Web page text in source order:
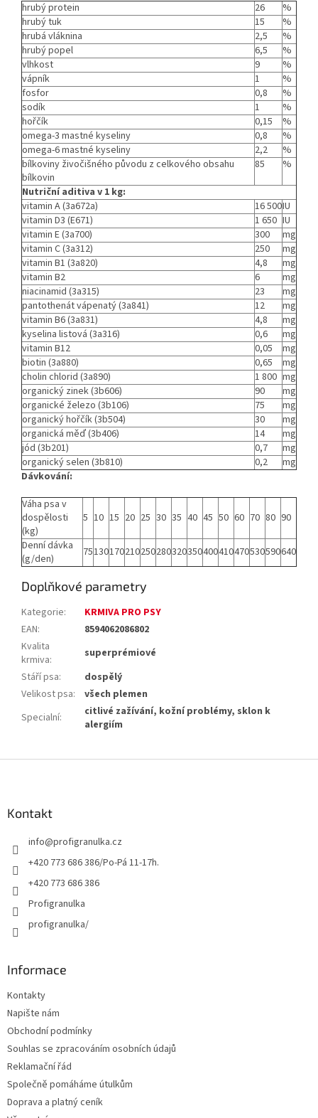
hrubý protein 26
%
hrubý tuk
15
%
hrubá vláknina
2,5
%
hrubý popel
6,5
%
vlhkost
9
%
vápník
1
%
fosfor
0,8
%
sodík
1
%
hořčík
0,15
%
omega-3 mastné kyseliny
0,8
%
omega-6 mastné kyseliny
2,2
%
bílkoviny živočišného původu z celkového obsahu
bílkovin
85
%
Nutriční aditiva v 1 kg:
vitamin A (3a672a)
16 500IU
vitamin D3 (E671)
1 650 IU
vitamin E (3a700)
300
mg
vitamin C (3a312)
250
mg
vitamin B1 (3a820)
4,8
mg
vitamin B2
6
mg
niacinamid (3a315)
23
mg
pantothenát vápenatý (3a841)
12
mg
vitamin B6 (3a831)
4,8
mg
kyselina listová (3a316)
0,6
mg
vitamin B12
0,05
mg
biotin (3a880)
0,65
mg
cholin chlorid (3a890)
1 800 mg
organický zinek (3b606)
90
mg
organické železo (3b106)
75
mg
organický hořčík (3b504)
30
mg
organická měď (3b406)
14
mg
jód (3b201)
0,7
mg
organický selen (3b810)
0,2
mg
Dávkování:
Váha psa v
dospělosti
(kg)
5 10 15 20 25 30 35 40 45 50 60 70 80 90
Denní dávka
(g/den)
75130170210250280320350400410470530590640
Doplňkové parametry
Kategorie:
KRMIVA PRO PSY
EAN:
8594062086802
Kvalita
krmiva:
superprémiové
Stáří psa:
dospělý
Velikost psa:
všech plemen
Specialní:
citlivé zažívání, kožní problémy, sklon k
alergiím
Kontakt
info@profigranulka.cz
+420 773 686 386/Po-Pá 11-17h.
+420 773 686 386
Profigranulka
profigranulka/
Informace
Kontakty
Napište nám
Obchodní podmínky
Souhlas se zpracováním osobních údajů
Reklamační řád
Společně pomáháme útulkům
Doprava a platný ceník